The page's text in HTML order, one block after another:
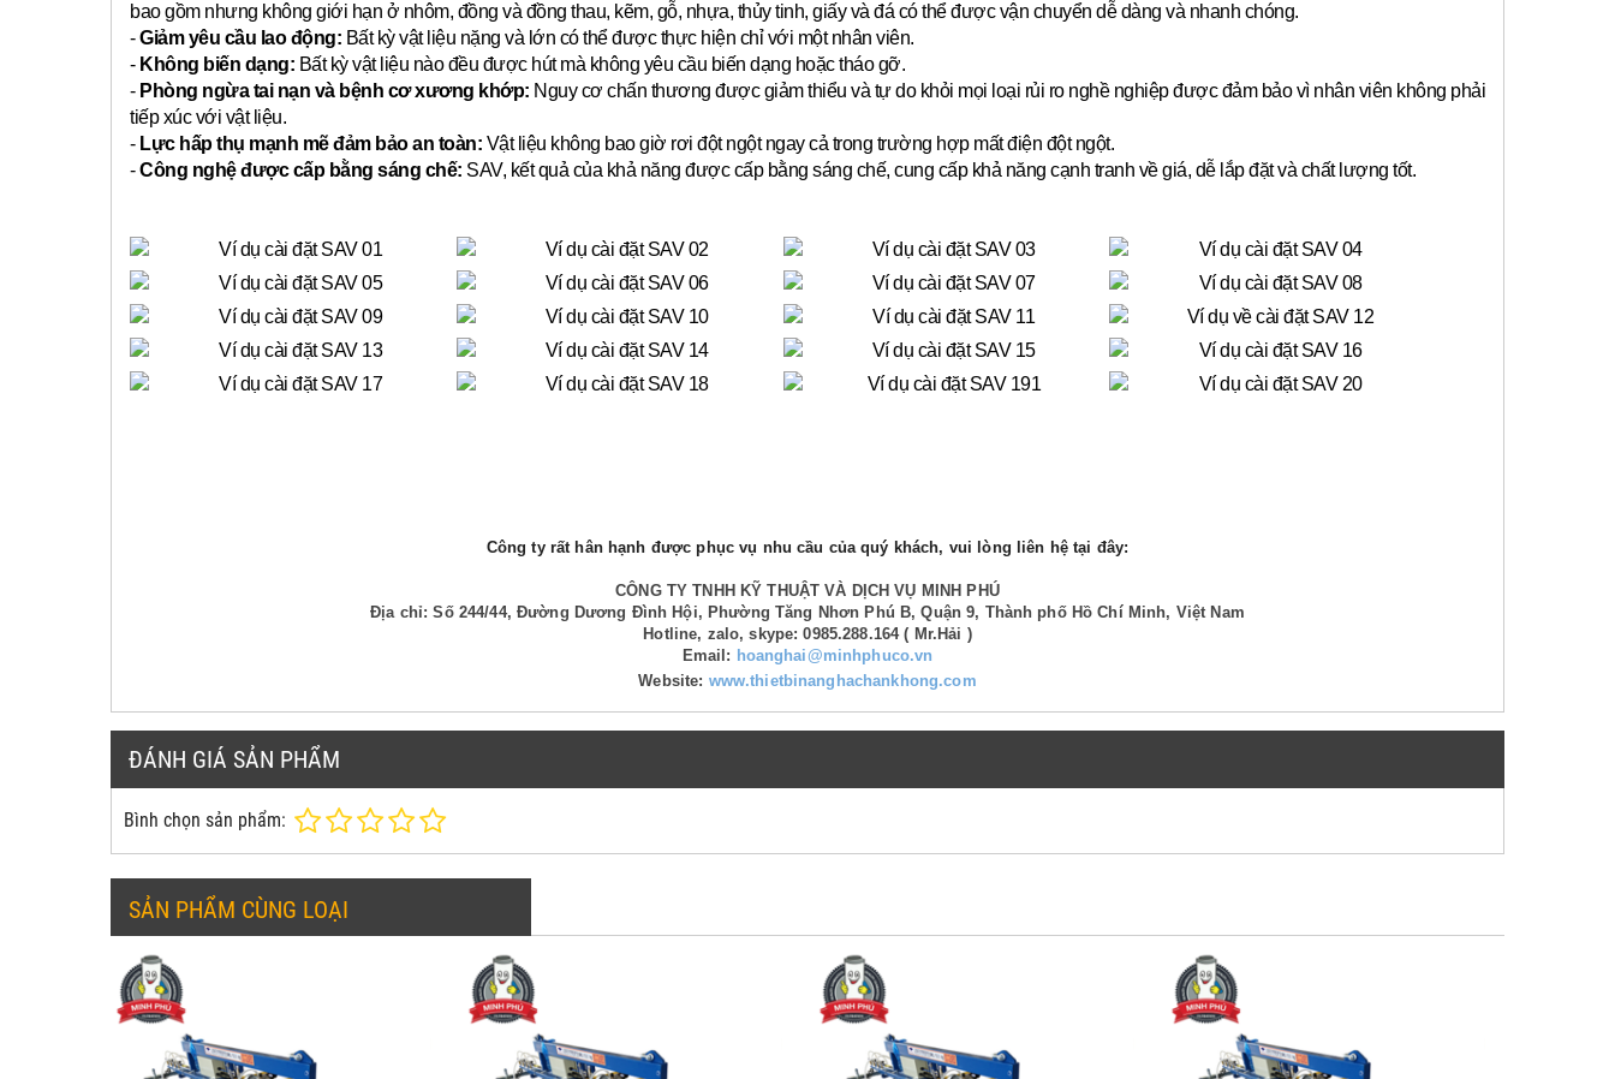
bao gồm nhưng không giới hạn ở nhôm, đồng và đồng thau, kẽm, gỗ, nhựa, thủy tinh, giấy và đá có thể được vận chuyển dễ dàng và nhanh chóng.
-Giảm yêu cầu lao động: Bất kỳ vật liệu nặng và lớn có thể được thực hiện chỉ với một nhân viên.
- Không biến dạng: Bất kỳ vật liệu nào đều được hút mà không yêu cầu biến dạng hoặc tháo gỡ.
- Phòng ngừa tai nạn và bệnh cơ xương khớp: Nguy cơ chấn thương được giảm thiểu và tự do khỏi mọi loại rủi ro nghề nghiệp được đảm bảo vì nhân viên không phải
tiếp xúc với vật liệu.
- Lực hấp thụ mạnh mẽ đảm bảo an toàn: Vật liệu không bao giờ rơi đột ngột ngay cả trong trường hợp mất điện đột ngột.
-Công nghệ được cấp bằng sáng chế: SAV, kết quả của khả năng được cấp bằng sáng chế, cung cấp khả năng cạnh tranh về giá, dễ lắp đặt và chất lượng tốt.
Công ty rất hân hạnh được phục vụ nhu cầu của quý khách, vui lòng liên hệ tại đây:
CÔNG TY TNHH KỸ THUẬT VÀ DỊCH VỤ MINH PHÚ
Địa chỉ: Số 244/44, Đường Dương Đình Hội, Phường Tăng Nhơn Phú B, Quận 9, Thành phố Hồ Chí Minh, Việt Nam
Hotline, zalo, skype: 0985.288.164 ( Mr.Hải )
Email: hoanghai@minhphuco.vn
Website: www.thietbinanghachankhong.com
ĐÁNH GIÁ SẢN PHẨM
Bình chọn sản phẩm:
SẢN PHẨM CÙNG LOẠI